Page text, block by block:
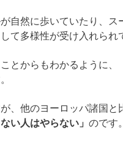
自然に歩いていたり、
多様性が受け入れられ
とからもわかるように、
、他のヨーロッパ諸国と
い人はやらない」 のです